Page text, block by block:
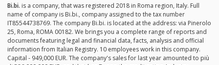
Bi.bi. is a company, that was registered 2018 in Roma region, Italy. Full
name of company is Bi.bi., company assigned to the tax number
IT85544738769. The company Bi.bi. is located at the address: via Pinerolo
25, Roma, ROMA 00182. We brings you a complete range of reports and
documents featuring legal and financial data, facts, analysis and official
information from Italian Registry. 10 employees work in this company.
Capital - 949,000 EUR. The company's sales for last year amounted to più